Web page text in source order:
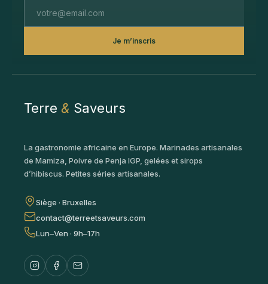
Je m’inscris
Terre & Saveurs
La gastronomie africaine en Europe. Marinades artisanales
de Mamiza, Poivre de Penja IGP, gelées et sirops
d’hibiscus. Petites séries artisanales.
Siège · Bruxelles
contact@terreetsaveurs.com
Lun–Ven · 9h–17h